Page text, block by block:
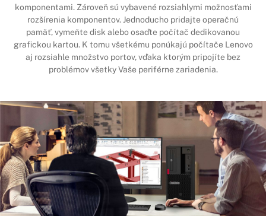
komponentami. Zároveň sú vybavené rozsiahlymi možnosťami
rozšírenia komponentov. Jednoducho pridajte operačnú
pamäť, vymeňte disk alebo osaďte počítač dedikovanou
grafickou kartou. K tomu všetkému ponúkajú počítače Lenovo
aj rozsiahle množstvo portov, vďaka ktorým pripojíte bez
problémov všetky Vaše periférne zariadenia.